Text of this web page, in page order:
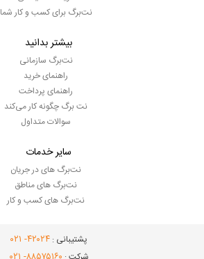
نت‌برگ برای کسب و کار شما
بیشتر بدانید
نت‌برگ سازمانی
راهنمای خرید
راهنمای پرداخت
نت برگ چگونه کار می‌کند
سوالات متداول
سایر خدمات
نت‌برگ های در جریان
نت‌برگ های مناطق
نت‌برگ های کسب و کار
پشتیبانی : ۴۲۰۲۴- ۰۲۱